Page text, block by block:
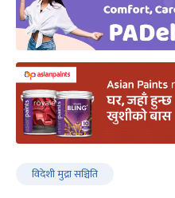
विदेशी मुद्रा सञ्चिति